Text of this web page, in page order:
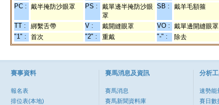
PC : 戴半掩防沙眼罩 PS :
戴單邊半掩防沙眼
罩
SB : 戴羊毛額箍
TT : 綁繫舌帶 V : 戴開縫眼罩 VO : 戴單邊開縫眼罩
"1" :
首次 "2" : 重戴 "-" : 除去
賽事資料
報名表
排位表(本地)
賽馬消息及資訊
賽馬消息
賽馬新聞資料庫
分析
速勢能
賽日數